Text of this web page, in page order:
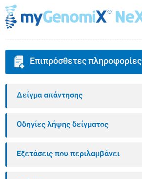
Επιπρόσθετες πληροφορίες
Δείγμα απάντησης
Οδηγίες λήψης δείγματος
Εξετάσεις που περιλαμβάνει